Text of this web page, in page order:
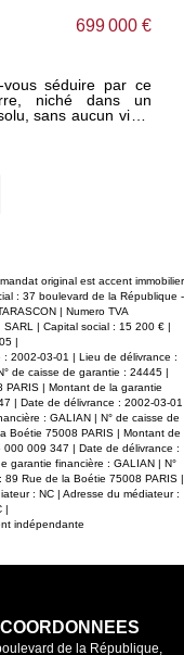
699 000 €
vous séduire par ce
niché dans un
sans aucun vis à
idéale pour
qu'un atelier en
à l'extérieur une
ensemble plein de
de la pierre, les
provençale se
qu'une partie de
et laissez-
Contactez nous
original est accent immobilier
: 37 boulevard de la République -
| Numero TVA
| Capital social : 15 200 € |
|
2002-03-01 | Lieu de délivrance :
de caisse de garantie : 24445 |
| Montant de la garantie
| Date de délivrance : 2002-03-01
: GALIAN | N° de caisse de
Boétie 75008 PARIS | Montant de
009 347 | Date de délivrance :
garantie financière : GALIAN | N°
Rue de la Boétie 75008 PARIS |
: NC | Adresse du médiateur :
|
indépendante
de la République,